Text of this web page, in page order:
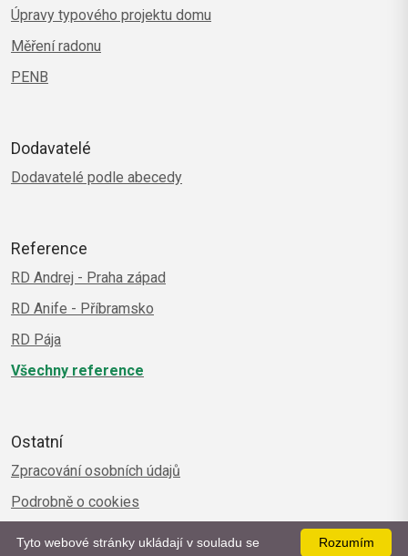
Úpravy typového projektu domu
Měření radonu
PENB
Dodavatelé
Dodavatelé podle abecedy
Reference
RD Andrej - Praha západ
RD Anife - Příbramsko
RD Pája
Všechny reference
Ostatní
Zpracování osobních údajů
Podrobně o cookies
Rozumím
Tyto webové stránky ukládají v souladu se